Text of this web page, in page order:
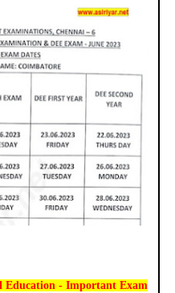
Education - Important Exam